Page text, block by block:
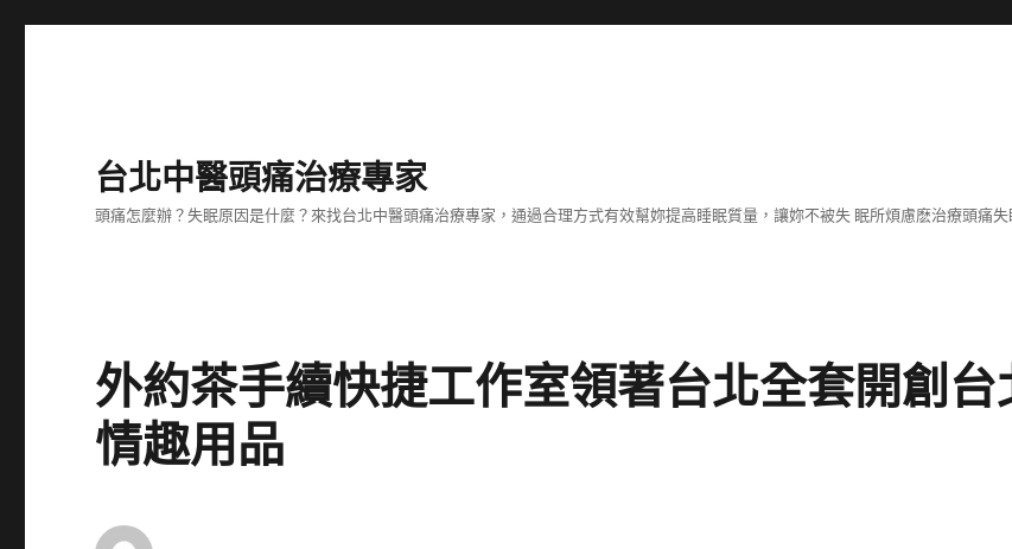
台北中醫頭痛治療專家
頭痛怎麼辦？失眠原因是什麼？來找台北中醫頭痛治療專家，通過合理方式有效幫妳提高睡眠質量，讓妳不被失 眠所煩慮麽治療頭痛
外約茶手續快捷工作室領著台北全套開創台
情趣用品